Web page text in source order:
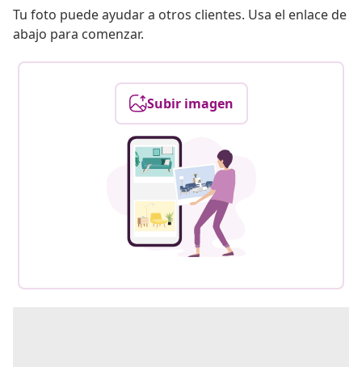
Tu foto puede ayudar a otros clientes. Usa el enlace de
abajo para comenzar.
Subir imagen